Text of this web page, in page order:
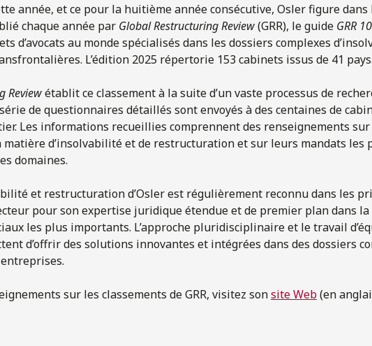
année, et ce pour la huitième année consécutive, Osler figure
chaque année par Global Restructuring Review(GRR), le guide GRR
d’avocats au monde spécialisés dans les dossiers complexes
L’édition 2025 répertorie 153 cabinets issus de 41 pays.
Reviewétablit ce classement à la suite d’un vaste processus de
de questionnaires détaillés sont envoyés à des centaines de
Les informations recueillies comprennent des renseignements
matière d’insolvabilité et de restructuration et sur leurs mandats les
domaines.
et restructuration d’Osler est régulièrement reconnu dans les
pour son expertise juridique étendue et de premier plan dans
les plus importants. L’approche pluridisciplinaire et le travail
d’offrir des solutions innovantes et intégrées dans des dossiers
sur les classements de GRR, visitez sonsite Web(en